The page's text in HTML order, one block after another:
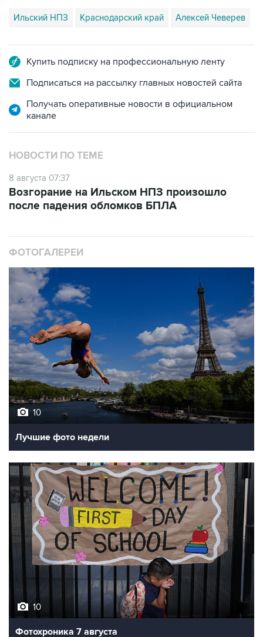
Ильский НПЗ Краснодарский край Алексей Чеверев
Купить подписку на профессиональную ленту
Подписаться на рассылку главных новостей сайта
Получать оперативные новости в официальном
канале
НОВОСТИ ПО ТЕМЕ
8 августа 07:37
Возгорание на Ильском НПЗ произошло
после падения обломков БПЛА
ФОТОГАЛЕРЕИ
10
Лучшие фото недели
10
Фотохроника 7 августа